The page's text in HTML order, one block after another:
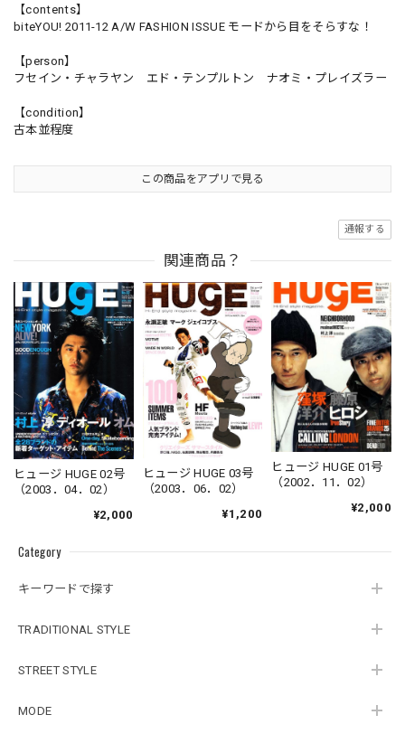
Category
キーワードで探す
TRADITIONAL STYLE
STREET STYLE
MODE
【contents】
biteYOU! 2011-12 A/W FASHION ISSUE モードから目をそらすな！
【person】
フセイン・チャラヤン エド・テンプルトン ナオミ・プレイズラー
【condition】
古本並程度
この商品をアプリで見る
通報する
関連商品？
ヒュージ HUGE 02号
（2003．04．02）
¥2,000
ヒュージ HUGE 03号
（2003．06．02）
¥1,200
ヒュージ HUGE 01号
（2002．11．02）
¥2,000